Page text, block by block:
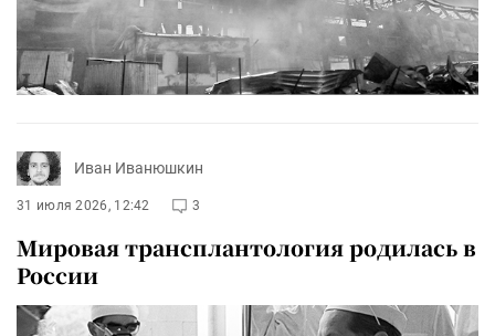
Иван Иванюшкин
31 июля 2026, 12:42 3
Мировая трансплантология родилась в
России